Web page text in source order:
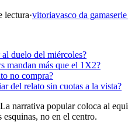
lectura·vitoriavasco da gamaserie
duelo del miércoles?
mandan más que el 1X2?
no compra?
del relato sin cuotas a la vista?
narrativa popular coloca al
esquinas, no en el centro.